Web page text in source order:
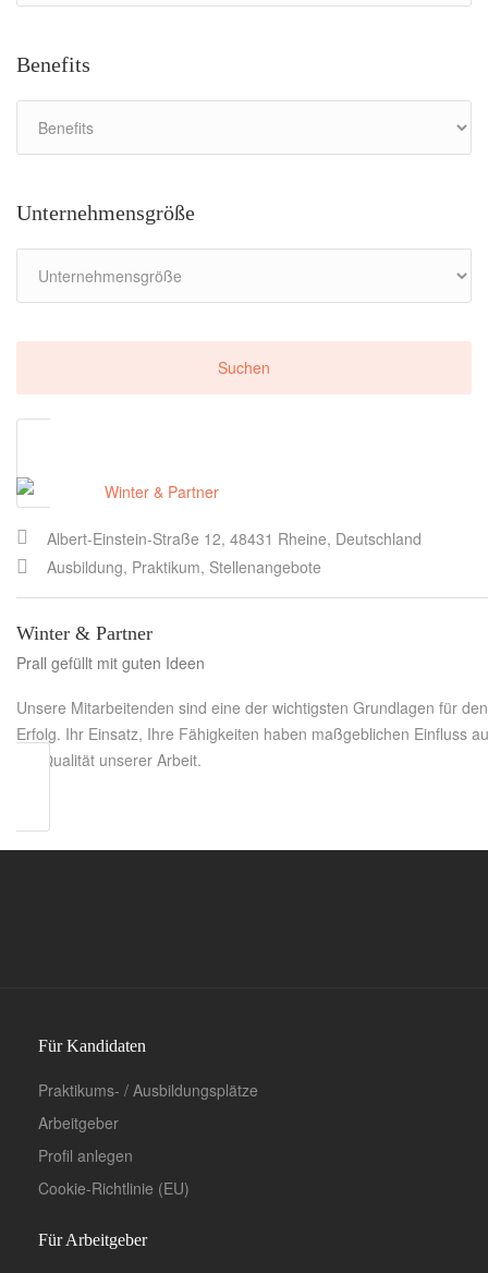
Benefits
Unternehmensgröße
Albert-Einstein-Straße 12, 48431 Rheine, Deutschland
Ausbildung, Praktikum, Stellenangebote
Winter & Partner
Prall gefüllt mit guten Ideen
Unsere Mitarbeitenden sind eine der wichtigsten Grundlagen für den
Erfolg. Ihr Einsatz, Ihre Fähigkeiten haben maßgeblichen Einfluss
die Qualität unserer Arbeit.
Für Kandidaten
Praktikums- / Ausbildungsplätze
Arbeitgeber
Profil anlegen
Cookie-Richtlinie (EU)
Für Arbeitgeber